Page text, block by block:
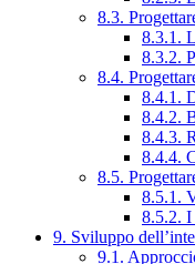
8.3.
8.3.1.
8.3.2.
8.4.
8.4.1.
8.4.2.
8.4.3.
8.4.4.
8.5.
8.5.1.
8.5.2.
9. Sviluppo
9.1.